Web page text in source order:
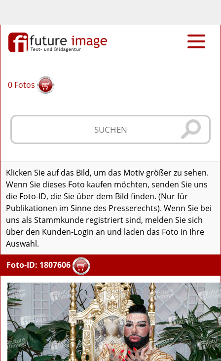
0 Fotos
Klicken Sie auf das Bild, um das Motiv größer zu sehen.
Wenn Sie dieses Foto kaufen möchten, senden Sie uns
die Foto-ID, die Sie über dem Bild finden. (Nur für
Publikationen im Sinne des Presserechts). Wenn Sie bei
uns als Stammkunde registriert sind, melden Sie sich
über den Kunden-Login an und laden das Foto in Ihre
Auswahl.
Foto-ID: 1807606